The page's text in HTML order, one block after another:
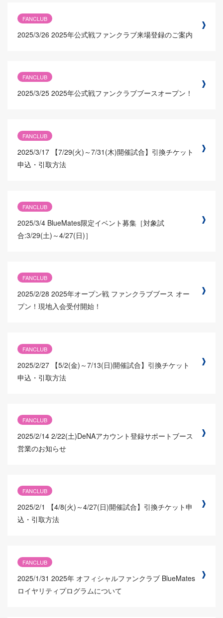
FANCLUB
2025/3/26 2025年公式戦ファンクラブ来場登録のご案内
FANCLUB
2025/3/25 2025年公式戦ファンクラブブースオープン！
FANCLUB
2025/3/17 【7/29(火)～7/31(木)開催試合】引換チケット
申込・引取方法
FANCLUB
2025/3/4 BlueMates限定イベント募集［対象試
合:3/29(土)～4/27(日)］
FANCLUB
2025/2/28 2025年オープン戦 ファンクラブブース オー
プン！現地入会受付開始！
FANCLUB
2025/2/27 【5/2(金)～7/13(日)開催試合】引換チケット
申込・引取方法
FANCLUB
2025/2/14 2/22(土)DeNAアカウント登録サポートブース
営業のお知らせ
FANCLUB
2025/2/1
【4/8(火)～4/27(日)開催試合】引換チケット申
込・引取方法
FANCLUB
2025/1/31 2025年 オフィシャルファンクラブ BlueMates
ロイヤリティプログラムについて